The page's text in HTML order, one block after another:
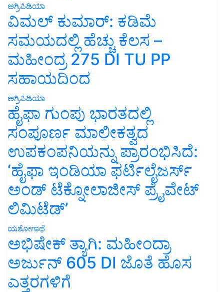
ಅಗ್ರಿಪಿಡಿಯಾ
ವಿಮಲ್ ಕುಮಾರ್: ಕಡಿಮೆ
ಸಮಯದಲ್ಲಿ ಹೆಚ್ಚು ಕೆಲಸ –
ಮಹೀಂದ್ರ 275 DI TU PP
ಸಹಾಯದಿಂದ
ಅಗ್ರಿಪಿಡಿಯಾ
ಹೈಫಾ ಗುಂಪು ಭಾರತದಲ್ಲಿ
ಸಂಪೂರ್ಣ ಮಾಲೀಕತ್ವದ
ಉಪಕಂಪನಿಯನ್ನು ಪ್ರಾರಂಭಿಸಿದೆ:
‘ಹೈಫಾ ಇಂಡಿಯಾ ಫರ್ಟಿಲೈಜರ್ಸ್
ಅಂಡ್ ಟೆಕ್ನೋಲಾಜೀಸ್ ಪ್ರೈವೇಟ್
ಲಿಮಿಟೆಡ್’
ಯಶೋಗಾಥೆ
ಅಭಿಷೇಕ್ ತ್ಯಾಗಿ: ಮಹೀಂದ್ರಾ
ಅರ್ಜುನ್ 605 DI ಜೊತೆ ಹೊಸ
ಎತ್ತರಗಳಿಗೆ